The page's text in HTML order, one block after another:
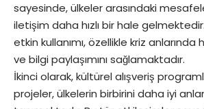
sayesinde, ülkeler arasındaki
iletişim daha hızlı bir hale
etkin kullanımı, özellikle kriz anlarında
ve bilgi paylaşımını sağlamaktadır.
İkinci olarak, kültürel alışveriş
projeler, ülkelerin birbirini daha iyi